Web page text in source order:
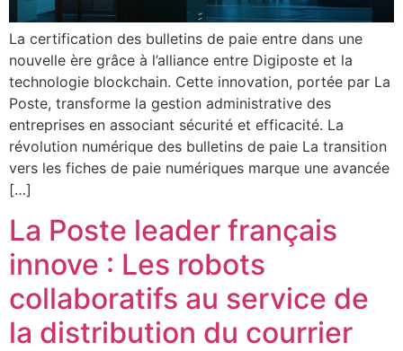
La certification des bulletins de paie entre dans une
nouvelle ère grâce à l’alliance entre Digiposte et la
technologie blockchain. Cette innovation, portée par La
Poste, transforme la gestion administrative des
entreprises en associant sécurité et efficacité. La
révolution numérique des bulletins de paie La transition
vers les fiches de paie numériques marque une avancée
[…]
La Poste leader français
innove : Les robots
collaboratifs au service de
la distribution du courrier